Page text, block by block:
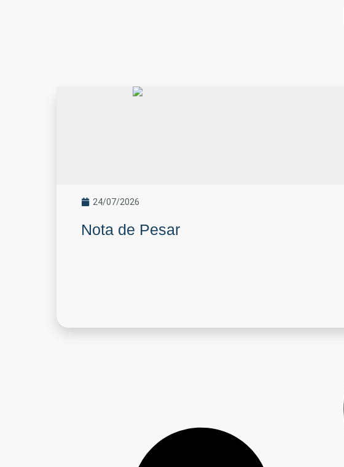
24/07/2026
Nota de Pesar